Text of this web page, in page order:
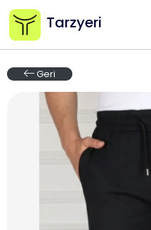
Tarzyeri
Geri